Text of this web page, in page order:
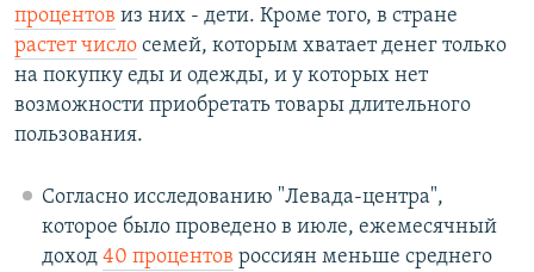
процентов из них - дети. Кроме того, в стране
растет число семей, которым хватает денег только
на покупку еды и одежды, и у которых нет
возможности приобретать товары длительного
пользования.
Согласно исследованию "Левада-центра",
которое было проведено в июле, ежемесячный
доход 40 процентов россиян меньше среднего